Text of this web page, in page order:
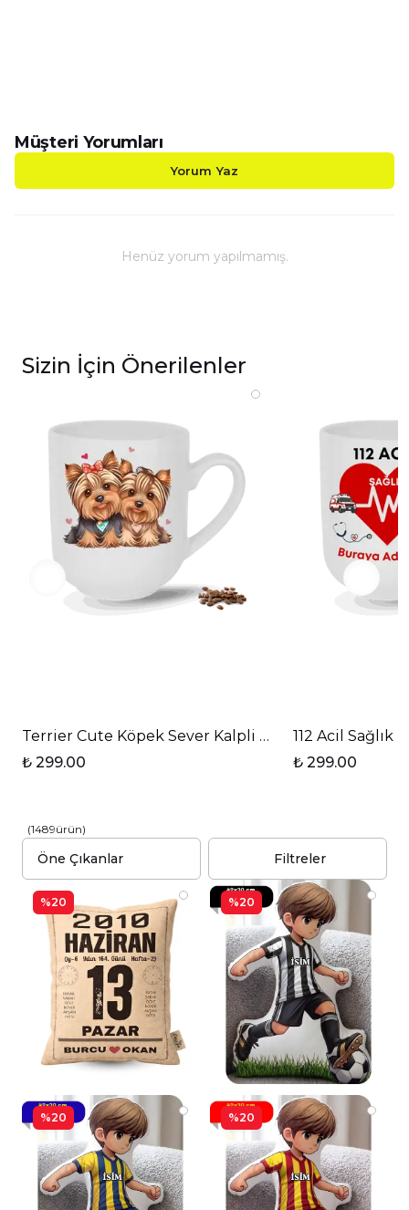
Müşteri Yorumları
Yorum Yaz
Henüz yorum yapılmamış.
Sizin İçin Önerilenler
Terrier Cute Köpek Sever Kalpli Baskılı Elit Lüx
₺ 299.00
112 Acil Sağlık
₺ 299.00
(1489ürün)
Filtreler
%20 %20
%20 %20